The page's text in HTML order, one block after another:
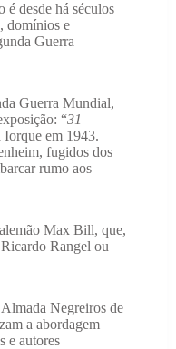
desde há séculos
domínios e
Guerra
Guerra Mundial,
“31
em 1943.
fugidos dos
rumo aos
Max Bill, que,
Rangel ou
Negreiros de
a abordagem
e autores